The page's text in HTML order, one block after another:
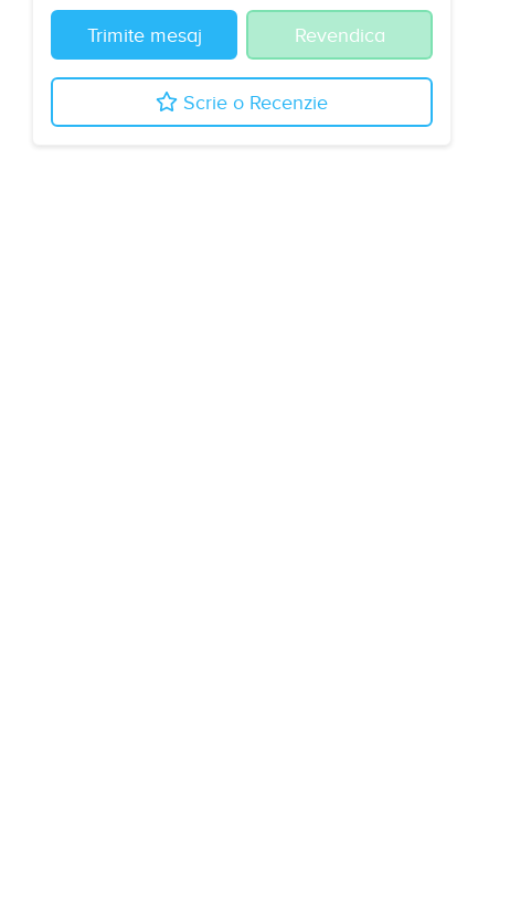
Trimite mesaj Revendica
Scrie o Recenzie